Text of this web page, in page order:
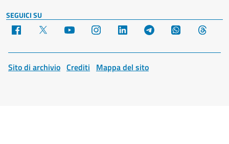
SEGUICI SU
Facebook YouTube Instagram LinkedIn Telegram WhatsApp
Sito di archivio Crediti Mappa del sito